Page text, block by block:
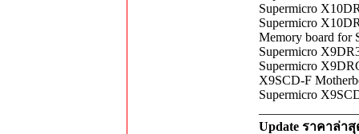
Supermicro
Supermicro
Memory board for
Supermicro
Supermicro
X9SCD-F
Supermicro
Update ราคาล่า